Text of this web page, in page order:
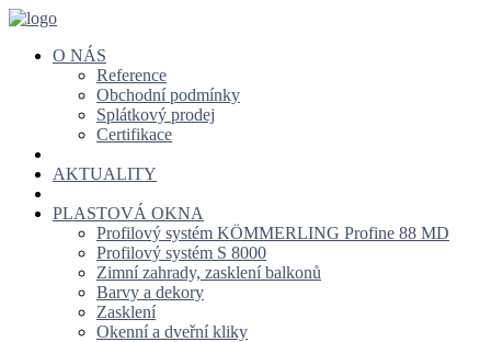
O NÁS
Reference
Obchodní podmínky
Splátkový prodej
Certifikace
AKTUALITY
PLASTOVÁ OKNA
Profilový systém KÖMMERLING Profine 88 MD
Profilový systém S 8000
Zimní zahrady, zasklení balkonů
Barvy a dekory
Zasklení
Okenní a dveřní kliky